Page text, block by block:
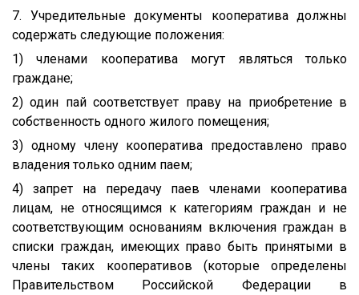
7. Учредительные документы кооператива должны
содержать следующие положения:
1) членами кооператива могут являться только
граждане;
2) один пай соответствует праву на приобретение в
собственность одного жилого помещения;
3) одному члену кооператива предоставлено право
владения только одним паем;
4) запрет на передачу паев членами кооператива
лицам, не относящимся к категориям граждан и не
соответствующим основаниям включения граждан в
списки граждан, имеющих право быть принятыми в
члены таких кооперативов (которые определены
Правительством Российской Федерации в